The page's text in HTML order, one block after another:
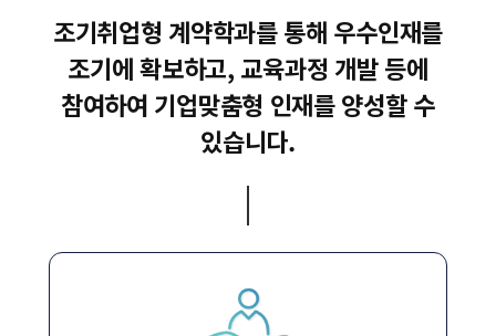
조기취업형 계약학과를 통해 우수인재를
조기에 확보하고, 교육과정 개발 등에
참여하여 기업맞춤형 인재를 양성할 수
있습니다.